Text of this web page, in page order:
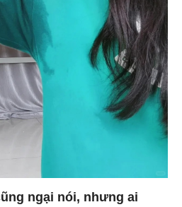
ngại nói, nhưng ai